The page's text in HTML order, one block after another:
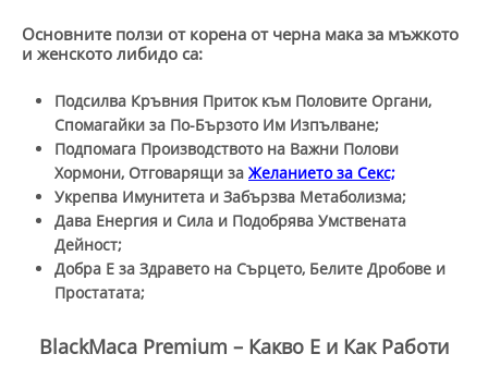
Основните ползи от корена от черна мака за мъжкото
и женското либидо са:
Подсилва Кръвния Приток към Половите Органи,
Спомагайки за По-Бързото Им Изпълване;
Подпомага Производството на Важни Полови
Хормони, Отговарящи за Желанието за Секс;
Укрепва Имунитета и Забързва Метаболизма;
Дава Енергия и Сила и Подобрява Умствената
Дейност;
Добра Е за Здравето на Сърцето, Белите Дробове и
Простатата;
BlackMaca Premium – Какво Е и Как Работи